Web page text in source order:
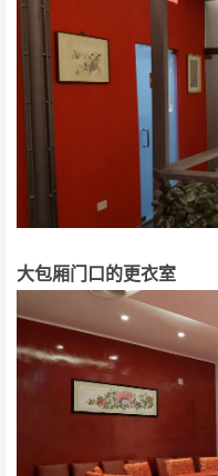
大包厢门口的更衣室